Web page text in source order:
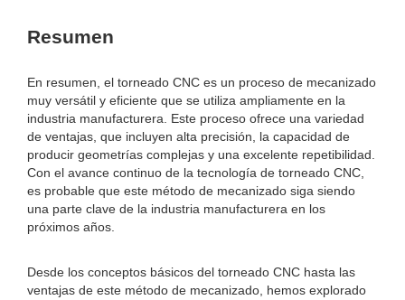
Resumen
En resumen, el torneado CNC es un proceso de mecanizado
muy versátil y eficiente que se utiliza ampliamente en la
industria manufacturera. Este proceso ofrece una variedad
de ventajas, que incluyen alta precisión, la capacidad de
producir geometrías complejas y una excelente repetibilidad.
Con el avance continuo de la tecnología de torneado CNC,
es probable que este método de mecanizado siga siendo
una parte clave de la industria manufacturera en los
próximos años.
Desde los conceptos básicos del torneado CNC hasta las
ventajas de este método de mecanizado, hemos explorado